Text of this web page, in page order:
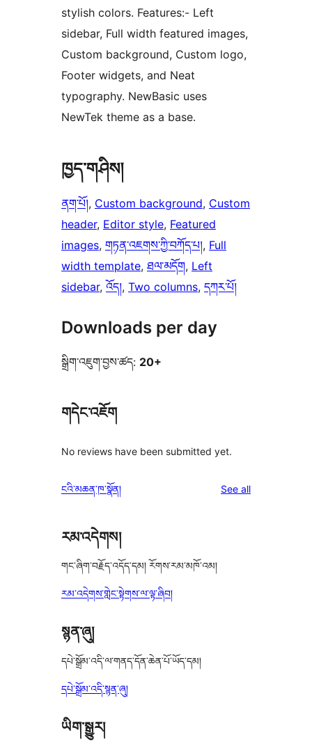
stylish colors. Features:- Left
sidebar, Full width featured images,
Custom background, Custom logo,
Footer widgets, and Neat
typography. NewBasic uses
NewTek theme as a base.
ཁྱད་གཤིས།
ནག་པོ།, Custom background, Custom
header, Editor style, Featured
images, གཏན་འཇགས་ཀྱི་བཀོད་པ།, Full
width template, ཐལ་མདོག, Left
sidebar, འོད།, Two columns, དཀར་པོ།
Downloads per day
སྒྲིག་འཇུག་བྱས་ཚད: 20+
གདེང་འཇོག
No reviews have been submitted yet.
ངའི་མཆན་ཁ་སྣོན། See allreviews
རམ་འདེགས།
གང་ཞིག་བརྗོད་འདོད་དམ། རོགས་རམ་མཁོ་འམ།
རམ་འདེགས་གླེང་སྟེགས་ལ་ལྟ་ཞིབ།
སྙན་ཞུ།
དཔེ་སྒྲོམ་འདི་ལ་གནད་དོན་ཆེན་པོ་ཡོད་དམ།
དཔེ་སྒྲོམ་འདི་སྙན་ཞུ།
ཡིག་སྒྱུར།